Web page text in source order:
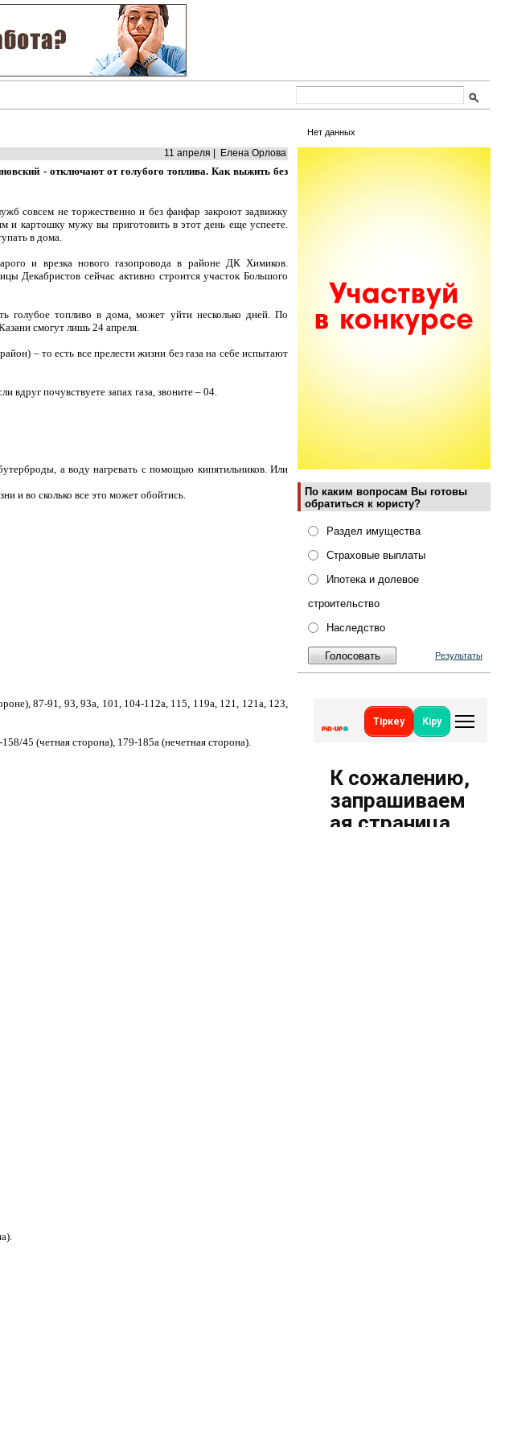
Нет данных
По каким вопросам Вы готовы
обратиться к юристу?
Раздел имущества
Страховые выплаты
Ипотека и долевое
строительство
Наследство
Результаты
11 апреля | Елена Орлова
- отключают от голубого топлива. Как выжить без
совсем не торжественно и без фанфар закроют задвижку
и картошку мужу вы приготовить в этот день еще успеете.
в дома.
и врезка нового газопровода в районе ДК Химиков.
Декабристов сейчас активно строится участок Большого
голубое топливо в дома, может уйти несколько дней. По
смогут лишь 24 апреля.
– то есть все прелести жизни без газа на себе испытают
вдруг почувствуете запах газа, звоните – 04.
а воду нагревать с помощью кипятильников. Или
и во сколько все это может обойтись.
87-91, 93, 93а, 101, 104-112а, 115, 119а, 121, 121а, 123,
45 (четная сторона), 179-185а (нечетная сторона).